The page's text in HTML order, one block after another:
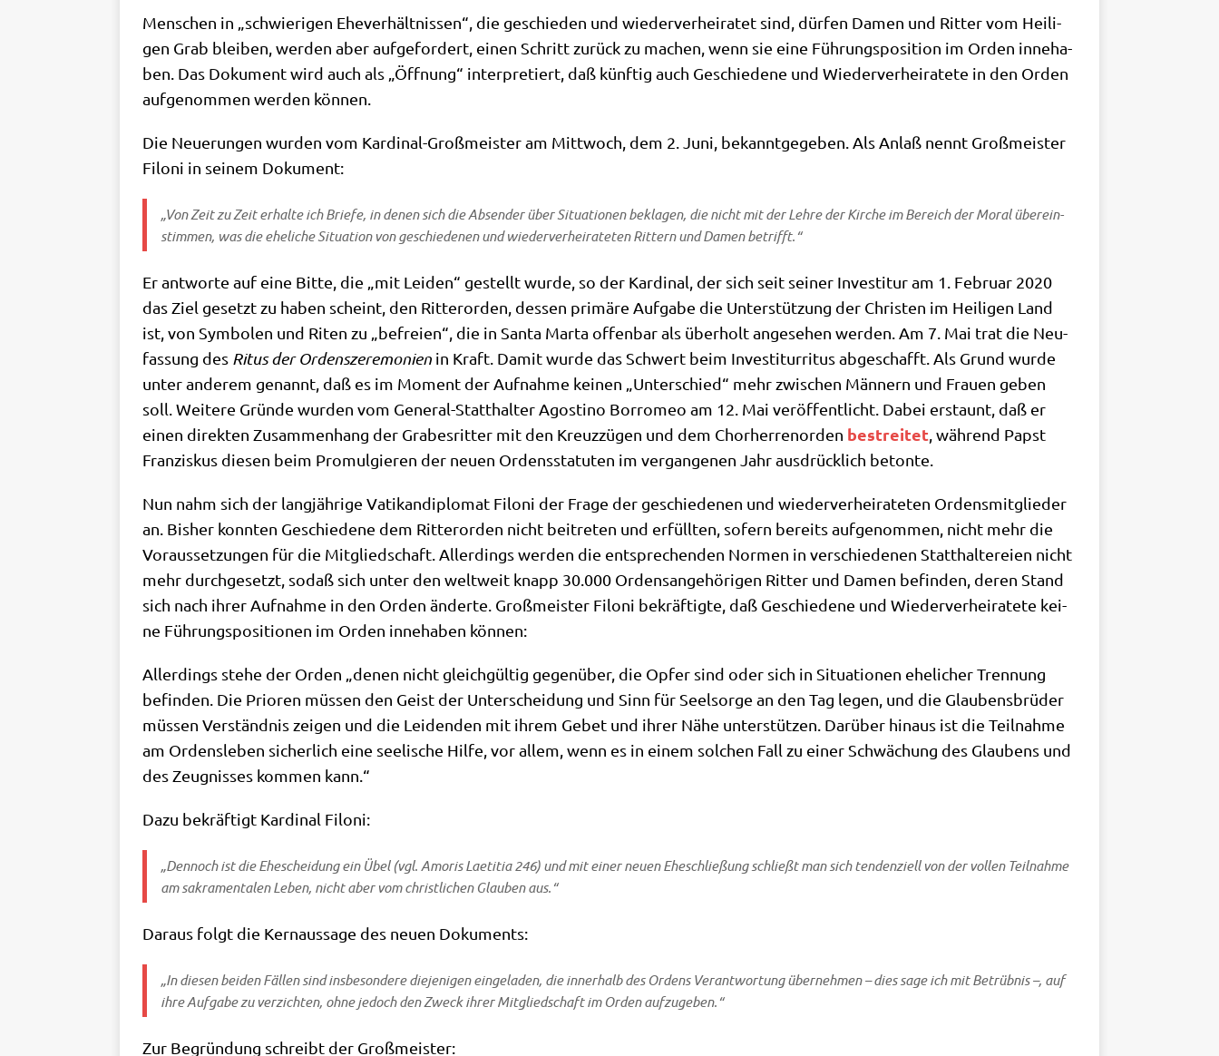
Men­schen in „schwie­ri­gen Ehe­ver­hält­nis­sen“, die geschie­den und wie­der­ver­hei­ra­tet sind, dür­fen Damen und Rit­ter vom Hei­li­
gen Grab blei­ben, wer­den aber auf­ge­for­dert, einen Schritt zurück zu machen, wenn sie eine Füh­rungs­po­si­ti­on im Orden inne­ha­
ben. Das Doku­ment wird auch als „Öff­nung“ inter­pre­tiert, daß künf­tig auch Geschie­de­ne und Wie­der­ver­hei­ra­te­te in den Orden
auf­ge­nom­men wer­den können.
Die Neue­run­gen wur­den vom Kar­di­nal-Groß­mei­ster am Mitt­woch, dem 2. Juni, bekannt­ge­ge­ben. Als Anlaß nennt Groß­mei­ster
Filoni in sei­nem Dokument:
„Von Zeit zu Zeit erhal­te ich Brie­fe, in denen sich die Absen­der über Situa­tio­nen bekla­gen, die nicht mit der Leh­re der Kir­che im Bereich der Moral über­ein­
stim­men, was die ehe­li­che Situa­ti­on von geschie­de­nen und wie­der­ver­hei­ra­te­ten Rit­tern und Damen betrifft.“
Er ant­wor­te auf eine Bit­te, die „mit Lei­den“ gestellt wur­de, so der Kar­di­nal, der sich seit sei­ner Inve­sti­tur am 1. Febru­ar 2020
das Ziel gesetzt zu haben scheint, den Rit­ter­or­den, des­sen pri­mä­re Auf­ga­be die Unter­stüt­zung der Chri­sten im Hei­li­gen Land
ist, von Sym­bo­len und Riten zu „befrei­en“, die in San­ta Mar­ta offen­bar als über­holt ange­se­hen wer­den. Am 7. Mai trat die Neu­
fas­sung des Ritus der Ordens­ze­re­mo­nien in Kraft. Damit wur­de das Schwert beim Inve­sti­tur­ri­tus abge­schafft. Als Grund wur­de
unter ande­rem genannt, daß es im Moment der Auf­nah­me kei­nen „Unter­schied“ mehr zwi­schen Män­nern und Frau­en geben
soll. Wei­te­re Grün­de wur­den vom Gene­ral-Statt­hal­ter Ago­sti­no Bor­ro­meo am 12. Mai ver­öf­fent­licht. Dabei erstaunt, daß er
einen direk­ten Zusam­men­hang der Gra­bes­rit­ter mit den Kreuz­zü­gen und dem Chor­her­ren­or­den bestrei­tet , wäh­rend Papst
Fran­zis­kus die­sen beim Pro­mul­gie­ren der neu­en Ordens­sta­tu­ten im ver­gan­ge­nen Jahr aus­drück­lich betonte.
Nun nahm sich der lang­jäh­ri­ge Vati­kan­di­plo­mat Filoni der Fra­ge der geschie­de­nen und wie­der­ver­hei­ra­te­ten Ordens­mit­glie­der
an. Bis­her konn­ten Geschie­de­ne dem Rit­ter­or­den nicht bei­tre­ten und erfüll­ten, sofern bereits auf­ge­nom­men, nicht mehr die
Vor­aus­set­zun­gen für die Mit­glied­schaft. Aller­dings wer­den die ent­spre­chen­den Nor­men in ver­schie­de­nen Statt­hal­te­rei­en nicht
mehr durch­ge­setzt, sodaß sich unter den welt­weit knapp 30.000 Ordens­an­ge­hö­ri­gen Rit­ter und Damen befin­den, deren Stand
sich nach ihrer Auf­nah­me in den Orden änder­te. Groß­mei­ster Filoni bekräf­tig­te, daß Geschie­de­ne und Wie­der­ver­hei­ra­te­te kei­
ne Füh­rungs­po­si­tio­nen im Orden inne­ha­ben können:
Aller­dings ste­he der Orden „denen nicht gleich­gül­tig gegen­über, die Opfer sind oder sich in Situa­tio­nen ehe­li­cher Tren­nung
befin­den. Die Prio­ren müs­sen den Geist der Unter­schei­dung und Sinn für Seel­sor­ge an den Tag legen, und die Glau­bens­brü­der
müs­sen Ver­ständ­nis zei­gen und die Lei­den­den mit ihrem Gebet und ihrer Nähe unter­stüt­zen. Dar­über hin­aus ist die Teil­nah­me
am Ordens­le­ben sicher­lich eine see­li­sche Hil­fe, vor allem, wenn es in einem sol­chen Fall zu einer Schwä­chung des Glau­bens und
des Zeug­nis­ses kom­men kann.“
Dazu bekräf­tigt Kar­di­nal Filoni:
„Den­noch ist die Ehe­schei­dung ein Übel (vgl. Amo­ris Lae­ti­tia 246) und mit einer neu­en Ehe­schlie­ßung schließt man sich ten­den­zi­ell von der vol­len Teil­nah­me
am sakra­men­ta­len Leben, nicht aber vom christ­li­chen Glau­ben aus.“
Dar­aus folgt die Kern­aus­sa­ge des neu­en Dokuments:
„In die­sen bei­den Fäl­len sind ins­be­son­de­re die­je­ni­gen ein­ge­la­den, die inner­halb des Ordens Ver­ant­wor­tung über­neh­men – dies sage ich mit Betrüb­nis –, auf
ihre Auf­ga­be zu ver­zich­ten, ohne jedoch den Zweck ihrer Mit­glied­schaft im Orden aufzugeben.“
Zur Begrün­dung schreibt der Großmeister: